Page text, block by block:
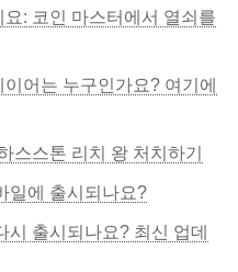
: 코인 마스터에서 열쇠를
어는 누구인가요? 여기에
스스톤 리치 왕 처치하기
일에 출시되나요?
시 출시되나요? 최신 업데